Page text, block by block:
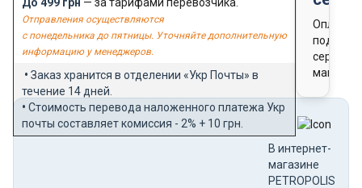
До 499 грн — за тарифами перевозчика.
Отправления осуществляются
с понедельника до пятницы. Уточняйте дополнительную
информацию у менеджеров.
• Заказ хранится в отделении «Укр Почты» в
течение 14 дней.
• Стоимость перевода наложенного платежа Укр
почты составляет комиссия - 2% + 10 грн.
Оплата
В интернет-
магазине
PETROPOLIS